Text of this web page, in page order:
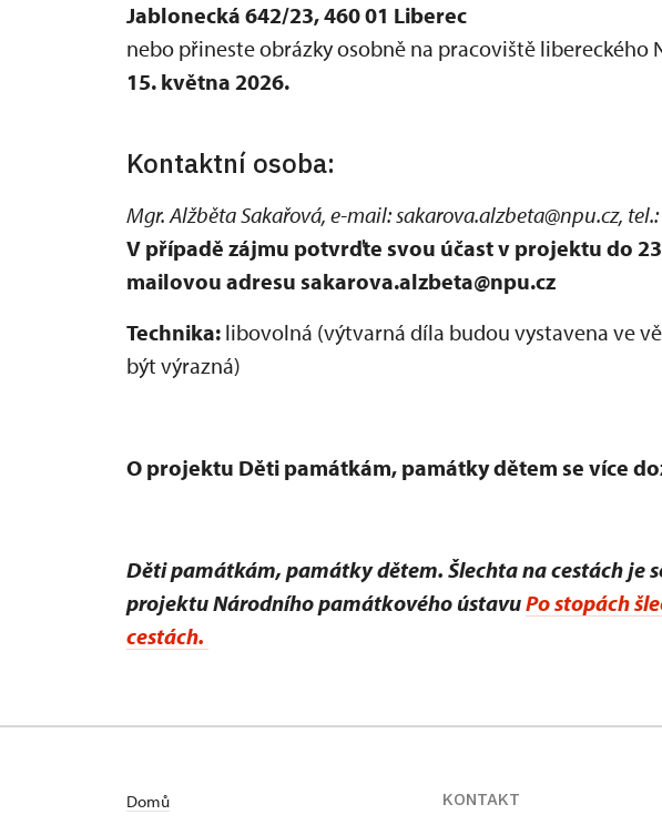
Jablonecká 642/23, 460 01 Liberec
nebo přineste obrázky osobně na pracoviště libereckého
15. května 2026.
Kontaktní osoba:
Mgr. Alžběta Sakařová, e-mail: sakarova.alzbeta@npu.cz,
V případě zájmu potvrďte svou účast v projektu do
mailovou adresu sakarova.alzbeta@npu.cz
Technika: libovolná (výtvarná díla budou vystavena ve
být výrazná)
O projektu Děti památkám, památky dětem se více
Děti památkám, památky dětem. Šlechta na cestách je
projektu Národního památkového ústavuPo stopách
cestách.
Domů
KONTAKT